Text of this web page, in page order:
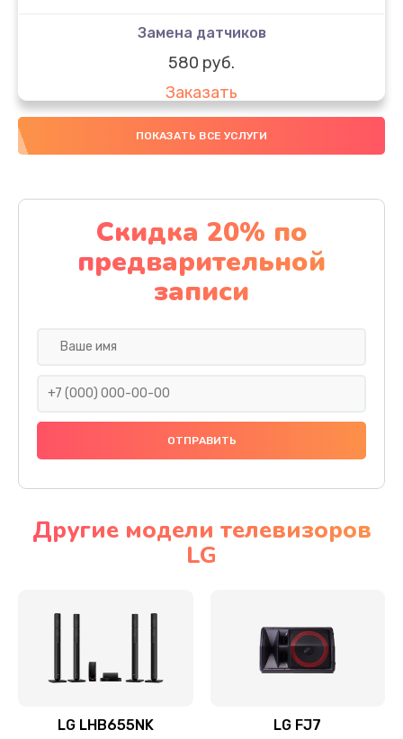
Замена датчиков
580 руб.
Заказать
Комплексная чистка
Заказать
Замена дисплея (экрана)
2000 руб.
Заказать
Ремонт платы электроники
Прошивка
Ремонт механики привода
Ремонт / замена кнопок, клавиш, индикаторов,
ПОКАЗАТЬ ВСЕ УСЛУГИ
Скидка 20% по
предварительной
записи
Другие модели телевизоров
LG
LG LHB655NK LG FJ7